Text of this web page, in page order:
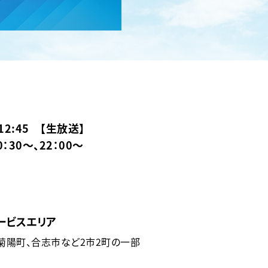
【生放送】
30〜、22：00〜
スエリア
陽町、合志市など2市2町の一部